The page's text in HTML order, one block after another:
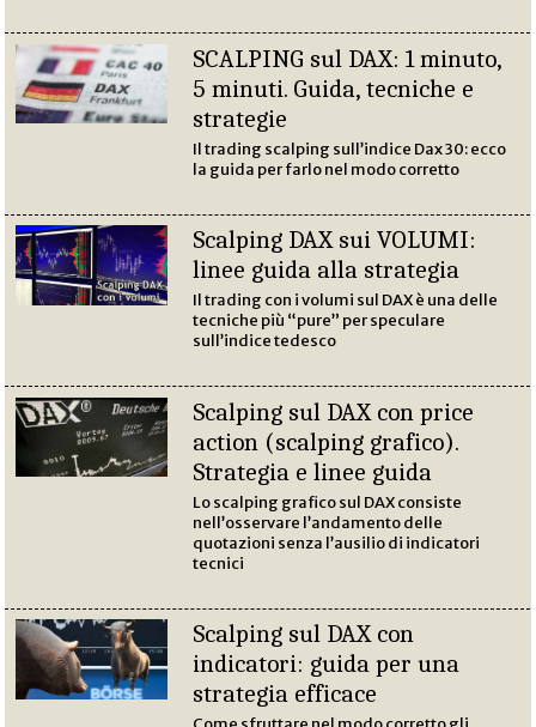
SCALPING sul DAX: 1 minuto,
5 minuti. Guida, tecniche e
strategie
Il trading scalping sull’indice Dax 30: ecco
la guida per farlo nel modo corretto
Scalping DAX sui VOLUMI:
linee guida alla strategia
Il trading con i volumi sul DAX è una delle
tecniche più “pure” per speculare
sull’indice tedesco
Scalping sul DAX con price
action (scalping grafico).
Strategia e linee guida
Lo scalping grafico sul DAX consiste
nell’osservare l’andamento delle
quotazioni senza l’ausilio di indicatori
tecnici
Scalping sul DAX con
indicatori: guida per una
strategia efficace